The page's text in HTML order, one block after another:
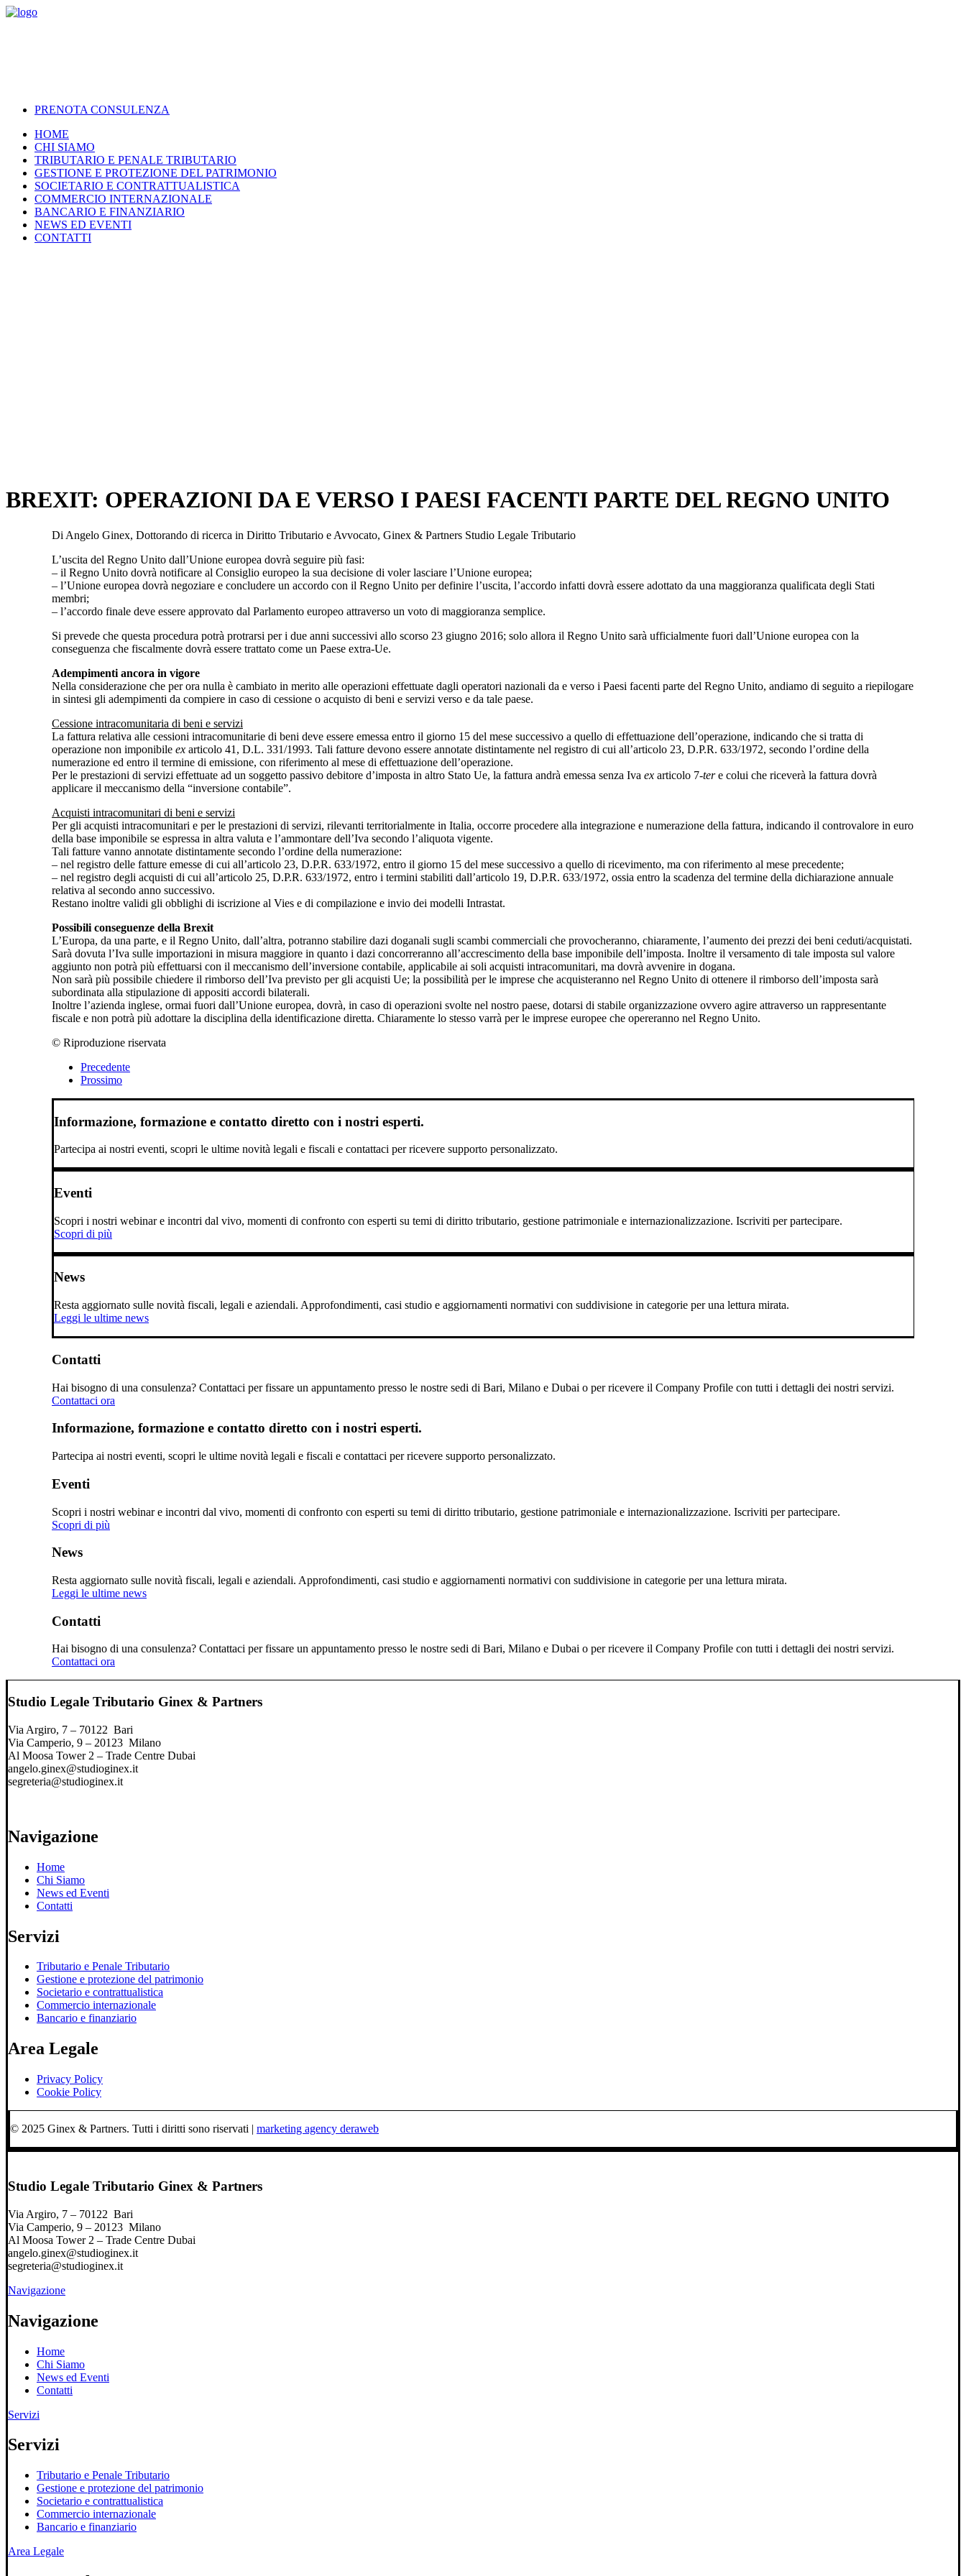
PRENOTA CONSULENZA
HOME
CHI SIAMO
TRIBUTARIO E PENALE TRIBUTARIO
GESTIONE E PROTEZIONE DEL PATRIMONIO
SOCIETARIO E CONTRATTUALISTICA
COMMERCIO INTERNAZIONALE
BANCARIO E FINANZIARIO
NEWS ED EVENTI
CONTATTI
BREXIT: OPERAZIONI DA E VERSO I PAESI FACENTI PARTE DEL REGNO UNITO
Di Angelo Ginex, Dottorando di ricerca in Diritto Tributario e Avvocato, Ginex & Partners Studio Legale Tributario
L’uscita del Regno Unito dall’Unione europea dovrà seguire più fasi:
– il Regno Unito dovrà notificare al Consiglio europeo la sua decisione di voler lasciare l’Unione europea;
– l’Unione europea dovrà negoziare e concludere un accordo con il Regno Unito per definire l’uscita, l’accordo infatti dovrà essere adottato da una maggioranza qualificata degli Stati
membri;
– l’accordo finale deve essere approvato dal Parlamento europeo attraverso un voto di maggioranza semplice.
Si prevede che questa procedura potrà protrarsi per i due anni successivi allo scorso 23 giugno 2016; solo allora il Regno Unito sarà ufficialmente fuori dall’Unione europea con la
conseguenza che fiscalmente dovrà essere trattato come un Paese extra-Ue.
Adempimenti ancora in vigore
Nella considerazione che per ora nulla è cambiato in merito alle operazioni effettuate dagli operatori nazionali da e verso i Paesi facenti parte del Regno Unito, andiamo di seguito a riepilogare
in sintesi gli adempimenti da compiere in caso di cessione o acquisto di beni e servizi verso e da tale paese.
Cessione intracomunitaria di beni e servizi
La fattura relativa alle cessioni intracomunitarie di beni deve essere emessa entro il giorno 15 del mese successivo a quello di effettuazione dell’operazione, indicando che si tratta di
operazione non imponibile ex articolo 41, D.L. 331/1993. Tali fatture devono essere annotate distintamente nel registro di cui all’articolo 23, D.P.R. 633/1972, secondo l’ordine della
numerazione ed entro il termine di emissione, con riferimento al mese di effettuazione dell’operazione.
Per le prestazioni di servizi effettuate ad un soggetto passivo debitore d’imposta in altro Stato Ue, la fattura andrà emessa senza Iva ex articolo 7-tere colui che riceverà la fattura dovrà
applicare il meccanismo della “inversione contabile”.
Acquisti intracomunitari di beni e servizi
Per gli acquisti intracomunitari e per le prestazioni di servizi, rilevanti territorialmente in Italia, occorre procedere alla integrazione e numerazione della fattura, indicando il controvalore in euro
della base imponibile se espressa in altra valuta e l’ammontare dell’Iva secondo l’aliquota vigente.
Tali fatture vanno annotate distintamente secondo l’ordine della numerazione:
– nel registro delle fatture emesse di cui all’articolo 23, D.P.R. 633/1972, entro il giorno 15 del mese successivo a quello di ricevimento, ma con riferimento al mese precedente;
– nel registro degli acquisti di cui all’articolo 25, D.P.R. 633/1972, entro i termini stabiliti dall’articolo 19, D.P.R. 633/1972, ossia entro la scadenza del termine della dichiarazione annuale
relativa al secondo anno successivo.
Restano inoltre validi gli obblighi di iscrizione al Vies e di compilazione e invio dei modelli Intrastat.
Possibili conseguenze della Brexit
L’Europa, da una parte, e il Regno Unito, dall’altra, potranno stabilire dazi doganali sugli scambi commerciali che provocheranno, chiaramente, l’aumento dei prezzi dei beni ceduti/acquistati.
Sarà dovuta l’Iva sulle importazioni in misura maggiore in quanto i dazi concorreranno all’accrescimento della base imponibile dell’imposta. Inoltre il versamento di tale imposta sul valore
aggiunto non potrà più effettuarsi con il meccanismo dell’inversione contabile, applicabile ai soli acquisti intracomunitari, ma dovrà avvenire in dogana.
Non sarà più possibile chiedere il rimborso dell’Iva previsto per gli acquisti Ue; la possibilità per le imprese che acquisteranno nel Regno Unito di ottenere il rimborso dell’imposta sarà
subordinata alla stipulazione di appositi accordi bilaterali.
Inoltre l’azienda inglese, ormai fuori dall’Unione europea, dovrà, in caso di operazioni svolte nel nostro paese, dotarsi di stabile organizzazione ovvero agire attraverso un rappresentante
fiscale e non potrà più adottare la disciplina della identificazione diretta. Chiaramente lo stesso varrà per le imprese europee che opereranno nel Regno Unito.
© Riproduzione riservata
Precedente
Prossimo
Informazione, formazione e contatto diretto con i nostri esperti.
Partecipa ai nostri eventi, scopri le ultime novità legali e fiscali e contattaci per ricevere supporto personalizzato.
Eventi
Scopri i nostri webinar e incontri dal vivo, momenti di confronto con esperti su temi di diritto tributario, gestione patrimoniale e internazionalizzazione. Iscriviti per partecipare.
Scopri di più
News
Resta aggiornato sulle novità fiscali, legali e aziendali. Approfondimenti, casi studio e aggiornamenti normativi con suddivisione in categorie per una lettura mirata.
Leggi le ultime news
Contatti
Hai bisogno di una consulenza? Contattaci per fissare un appuntamento presso le nostre sedi di Bari, Milano e Dubai o per ricevere il Company Profile con tutti i dettagli dei nostri servizi.
Contattaci ora
Informazione, formazione e contatto diretto con i nostri esperti.
Partecipa ai nostri eventi, scopri le ultime novità legali e fiscali e contattaci per ricevere supporto personalizzato.
Eventi
Scopri i nostri webinar e incontri dal vivo, momenti di confronto con esperti su temi di diritto tributario, gestione patrimoniale e internazionalizzazione. Iscriviti per partecipare.
Scopri di più
News
Resta aggiornato sulle novità fiscali, legali e aziendali. Approfondimenti, casi studio e aggiornamenti normativi con suddivisione in categorie per una lettura mirata.
Leggi le ultime news
Contatti
Hai bisogno di una consulenza? Contattaci per fissare un appuntamento presso le nostre sedi di Bari, Milano e Dubai o per ricevere il Company Profile con tutti i dettagli dei nostri servizi.
Contattaci ora
Studio Legale Tributario Ginex & Partners
Via Argiro, 7 – 70122 Bari
Via Camperio, 9 – 20123 Milano
Al Moosa Tower 2 – Trade Centre Dubai
angelo.ginex@studioginex.it
segreteria@studioginex.it
Navigazione
Home
Chi Siamo
News ed Eventi
Contatti
Servizi
Tributario e Penale Tributario
Gestione e protezione del patrimonio
Societario e contrattualistica
Commercio internazionale
Bancario e finanziario
Area Legale
Privacy Policy
Cookie Policy
© 2025 Ginex & Partners. Tutti i diritti sono riservati | marketing agency deraweb
Studio Legale Tributario Ginex & Partners
Via Argiro, 7 – 70122 Bari
Via Camperio, 9 – 20123 Milano
Al Moosa Tower 2 – Trade Centre Dubai
angelo.ginex@studioginex.it
segreteria@studioginex.it
Navigazione
Navigazione
Home
Chi Siamo
News ed Eventi
Contatti
Servizi
Servizi
Tributario e Penale Tributario
Gestione e protezione del patrimonio
Societario e contrattualistica
Commercio internazionale
Bancario e finanziario
Area Legale